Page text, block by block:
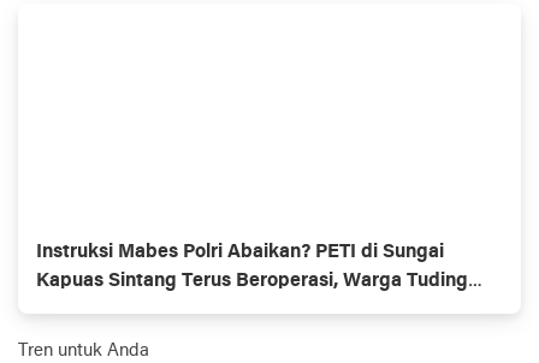
Instruksi Mabes Polri Abaikan? PETI di Sungai
Kapuas Sintang Terus Beroperasi, Warga Tuding
Aparat Tutup Mata
Tren untuk Anda